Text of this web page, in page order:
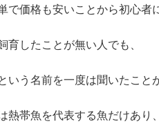
で価格も安いことから初心者
育したことが無い人でも、
いう名前を一度は聞いたこと
熱帯魚を代表する魚だけあり